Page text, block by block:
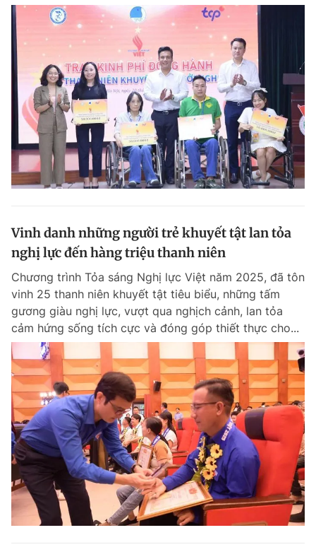
Theo dõi báo trên
Hotline
0906 645 777
Liên hệ quảng cáo
0908 780 404
Đặt báo Quảng cáo RSS Tòa soạn Chính sách bảo
Tổng biên tập: Nguyễn Ngọc Toàn
Tổng thư ký tòa soạn: Đức Trung
Giấy phép xuất bản số 110/GP - BTTTT cấp ngày 24.3.2020
© 2003-2026 Bản quyền thuộc về Báo Thanh Niên. Cấm sao chép
dưới mọi hình thức nếu không có sự chấp thuận bằng văn bản.
Phát triển bởi ePi Technologies, JSC.
Vinh danh những người trẻ khuyết tật lan tỏa
nghị lực đến hàng triệu thanh niên
Chương trình Tỏa sáng Nghị lực Việt năm 2025, đã tôn
vinh 25 thanh niên khuyết tật tiêu biểu, những tấm
gương giàu nghị lực, vượt qua nghịch cảnh, lan tỏa
cảm hứng sống tích cực và đóng góp thiết thực cho...